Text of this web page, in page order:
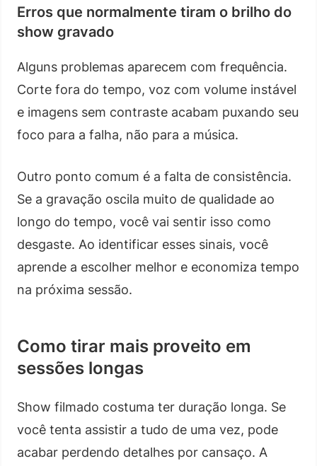
Erros que normalmente tiram o brilho do
show gravado
Alguns problemas aparecem com frequência.
Corte fora do tempo, voz com volume instável
e imagens sem contraste acabam puxando seu
foco para a falha, não para a música.
Outro ponto comum é a falta de consistência.
Se a gravação oscila muito de qualidade ao
longo do tempo, você vai sentir isso como
desgaste. Ao identificar esses sinais, você
aprende a escolher melhor e economiza tempo
na próxima sessão.
Como tirar mais proveito em
sessões longas
Show filmado costuma ter duração longa. Se
você tenta assistir a tudo de uma vez, pode
acabar perdendo detalhes por cansaço. A